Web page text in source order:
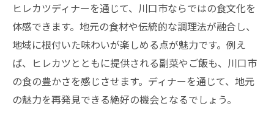
極意
特別な日のディナーに選びたいヒレカツ
記念日にぴったりなヒレカツディナーの選
び方
特別な夜を彩るヒレカツディナーの魅力
ヒレカツディナーを通じて、川口市ならではの食文化を
体感できます。地元の食材や伝統的な調理法が融合し、
地域に根付いた味わいが楽しめる点が魅力です。例え
ば、ヒレカツとともに提供される副菜やご飯も、川口市
の食の豊かさを感じさせます。ディナーを通じて、地元
の魅力を再発見できる絶好の機会となるでしょう。